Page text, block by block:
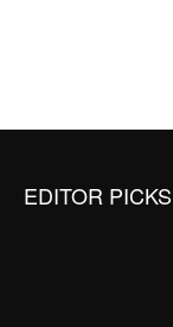
EDITOR PICKS